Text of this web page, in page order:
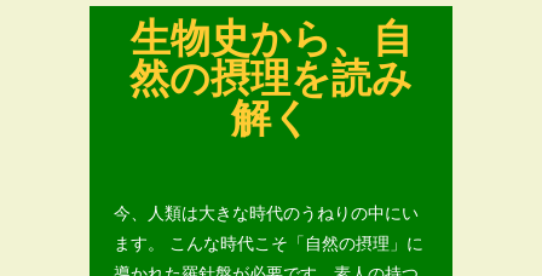
生物史から、自
然の摂理を読み
解く
今、人類は大きな時代のうねりの中にい
ます。 こんな時代こそ「自然の摂理」に